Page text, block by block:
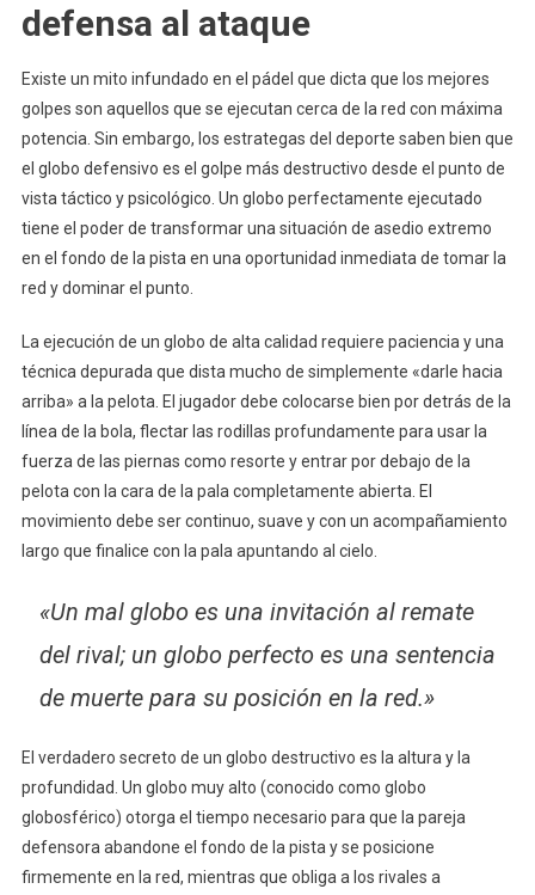
defensa al ataque
Existe un mito infundado en el pádel que dicta que los mejores
golpes son aquellos que se ejecutan cerca de la red con máxima
potencia. Sin embargo, los estrategas del deporte saben bien que
el globo defensivo es el golpe más destructivo desde el punto de
vista táctico y psicológico. Un globo perfectamente ejecutado
tiene el poder de transformar una situación de asedio extremo
en el fondo de la pista en una oportunidad inmediata de tomar la
red y dominar el punto.
La ejecución de un globo de alta calidad requiere paciencia y una
técnica depurada que dista mucho de simplemente «darle hacia
arriba» a la pelota. El jugador debe colocarse bien por detrás de la
línea de la bola, flectar las rodillas profundamente para usar la
fuerza de las piernas como resorte y entrar por debajo de la
pelota con la cara de la pala completamente abierta. El
movimiento debe ser continuo, suave y con un acompañamiento
largo que finalice con la pala apuntando al cielo.
«Un mal globo es una invitación al remate
del rival; un globo perfecto es una sentencia
de muerte para su posición en la red.»
El verdadero secreto de un globo destructivo es la altura y la
profundidad. Un globo muy alto (conocido como globo
globosférico) otorga el tiempo necesario para que la pareja
defensora abandone el fondo de la pista y se posicione
firmemente en la red, mientras que obliga a los rivales a